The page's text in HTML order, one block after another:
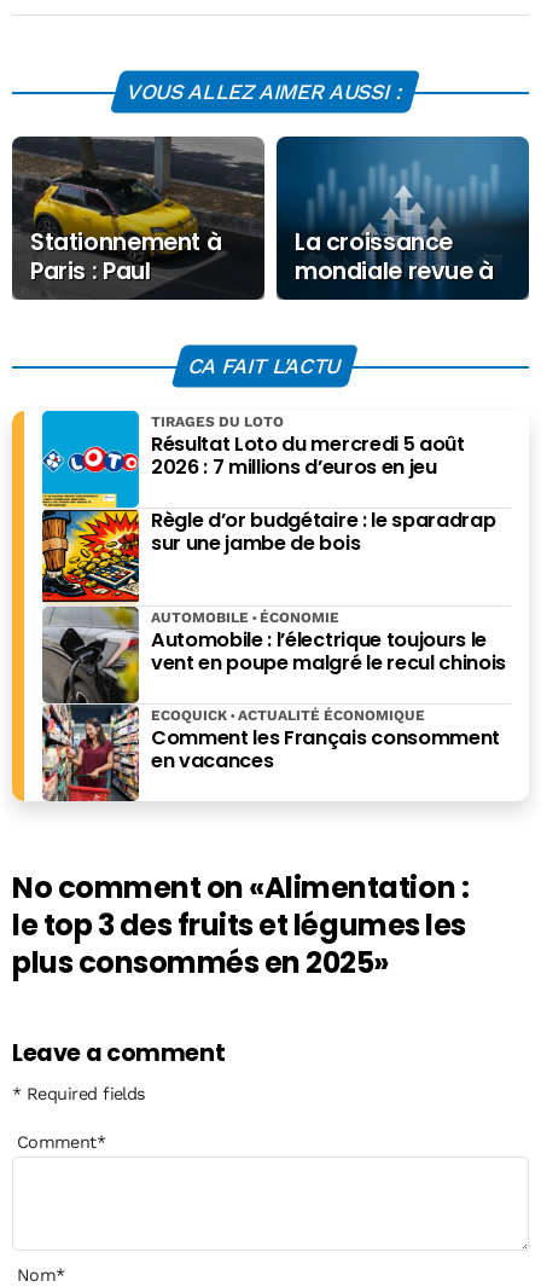
VOUS ALLEZ AIMER AUSSI :
Stationnement à
Paris : Paul
Belmondo règle
la mairie
La croissance
mondiale revue à
la hausse par le
CA FAIT L'ACTU
Résultat Loto du mercredi 5 août
2026 : 7 millions d’euros en jeu
TIRAGES DU LOTO
Règle d’or budgétaire : le sparadrap
sur une jambe de bois
Automobile : l’électrique toujours le
vent en poupe malgré le recul chinois
AUTOMOBILE ÉCONOMIE
Comment les Français consomment
en vacances
ECOQUICK ACTUALITÉ ÉCONOMIQUE
No comment on«Alimentation :
le top 3 des fruits et légumes les
plus consommés en 2025»
Leave a comment
* Required fields
Comment*
Nom*